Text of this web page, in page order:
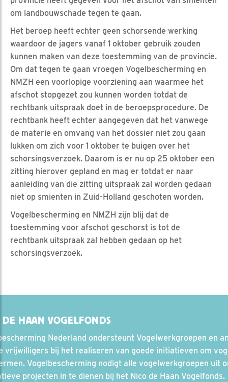
om landbouwschade tegen te gaan.
Het beroep heeft echter geen schorsende werking
waardoor de jagers vanaf 1 oktober gebruik zouden
kunnen maken van deze toestemming van de provincie.
Om dat tegen te gaan vroegen Vogelbescherming en
NMZH een voorlopige voorziening aan waarmee het
afschot stopgezet zou kunnen worden totdat de
rechtbank uitspraak doet in de beroepsprocedure. De
rechtbank heeft echter aangegeven dat het vanwege
de materie en omvang van het dossier niet zou gaan
lukken om zich voor 1 oktober te buigen over het
schorsingsverzoek. Daarom is er nu op 25 oktober een
zitting hierover gepland en mag er totdat er naar
aanleiding van die zitting uitspraak zal worden gedaan
niet op smienten in Zuid-Holland geschoten worden.
Vogelbescherming en NMZH zijn blij dat de
toestemming voor afschot geschorst is tot de
rechtbank uitspraak zal hebben gedaan op het
schorsingsverzoek.
HAAN VOGELFONDS
Nederland ondersteunt Vogelwerkgroepen en
vrijwilligers bij het realiseren van goede initiatieven om
Vogelbescherming nodigt alle vogelwerkgroepen uit
projecten in te dienen bij het Nico de Haan Vogelfonds.